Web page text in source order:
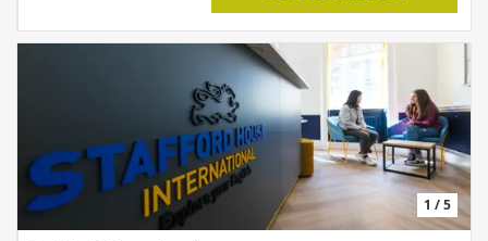
1 / 5